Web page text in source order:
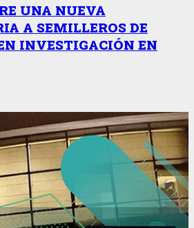
UNA NUEVA
A SEMILLEROS DE
INVESTIGACIÓN EN